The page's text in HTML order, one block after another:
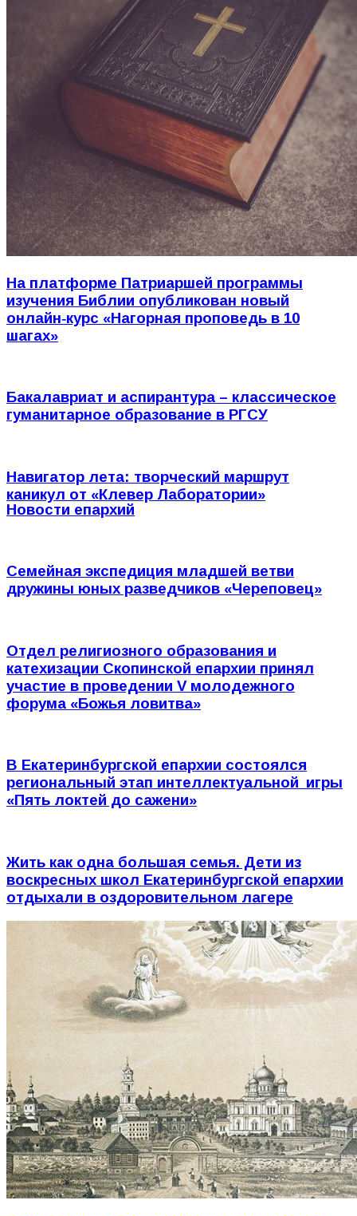
На платформе Патриаршей программы
изучения Библии опубликован новый
онлайн‑курс «Нагорная проповедь в 10
шагах»
Бакалавриат и аспирантура – классическое
гуманитарное образование в РГСУ
Навигатор лета: творческий маршрут
каникул от «Клевер Лаборатории»
Новости епархий
Семейная экспедиция младшей ветви
дружины юных разведчиков «Череповец»
Отдел религиозного образования и
катехизации Скопинской епархии принял
участие в проведении V молодежного
форума «Божья ловитва»
В Екатеринбургской епархии состоялся
региональный этап интеллектуальной игры
«Пять локтей до сажени»
Жить как одна большая семья. Дети из
воскресных школ Екатеринбургской епархии
отдыхали в оздоровительном лагере